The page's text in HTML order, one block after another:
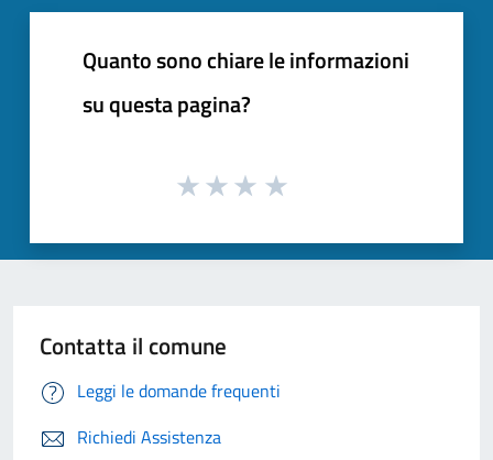
Quanto sono chiare le informazioni
su questa pagina?
Contatta il comune
Leggi le domande frequenti
Richiedi Assistenza